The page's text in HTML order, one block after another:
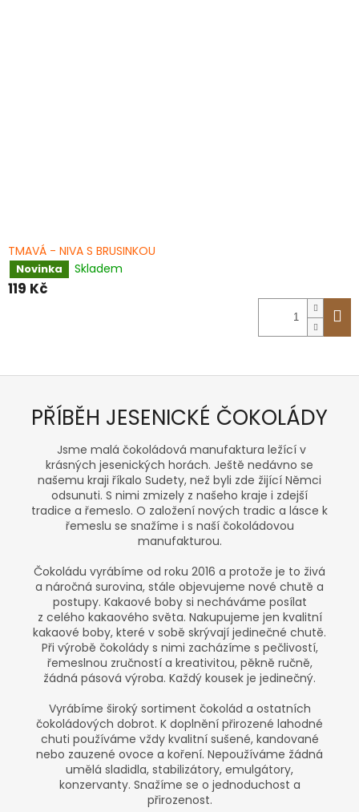
TMAVÁ - NIVA S BRUSINKOU
Novinka Skladem
119 Kč
PŘÍBĚH JESENICKÉ ČOKOLÁDY
Jsme malá čokoládová manufaktura ležící v
krásných jesenických horách. Ještě nedávno se
našemu kraji říkalo Sudety, než byli zde žijící Němci
odsunuti. S nimi zmizely z našeho kraje i zdejší
tradice a řemeslo. O založení nových tradic a lásce k
řemeslu se snažíme i s naší čokoládovou
manufakturou.
Čokoládu vyrábíme od roku 2016 a protože je to živá
a náročná surovina, stále objevujeme nové chutě a
postupy. Kakaové boby si necháváme posílat
z celého kakaového světa. Nakupujeme jen kvalitní
kakaové boby, které v sobě skrývají jedinečné chutě.
Při výrobě čokolády s nimi zacházíme s pečlivostí,
řemeslnou zručností a kreativitou, pěkně ručně,
žádná pásová výroba. Každý kousek je jedinečný.
Vyrábíme široký sortiment čokolád a ostatních
čokoládových dobrot. K doplnění přirozené lahodné
chuti používáme vždy kvalitní sušené, kandované
nebo zauzené ovoce a koření. Nepoužíváme žádná
umělá sladidla, stabilizátory, emulgátory,
konzervanty. Snažíme se o jednoduchost a
přirozenost.